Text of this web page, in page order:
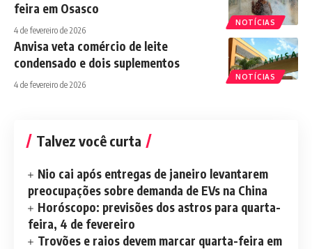
NOTÍCIAS
feira em Osasco
4 de fevereiro de 2026
NOTÍCIAS
Anvisa veta comércio de leite
condensado e dois suplementos
4 de fevereiro de 2026
Talvez você curta
Nio cai após entregas de janeiro levantarem
preocupações sobre demanda de EVs na China
Horóscopo: previsões dos astros para quarta-
feira, 4 de fevereiro
Trovões e raios devem marcar quarta-feira em